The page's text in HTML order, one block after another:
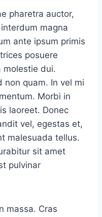
pharetra auctor,
magna
ante ipsum primis
posuere
molestie dui.
non quam. In vel mi
Morbi in
laoreet. Donec
vel, egestas et,
malesuada tellus.
sit amet
pulvinar
massa. Cras